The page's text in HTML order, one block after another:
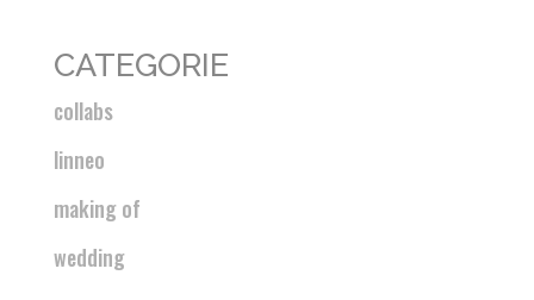
CATEGORIE
collabs
linneo
making of
wedding